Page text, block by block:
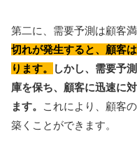
第二に、需要予測は顧客
切れが発生すると、顧客
ります。
しかし、需要予
庫を保ち、顧客に迅速に
ます。
これにより、顧客
築くことができます。